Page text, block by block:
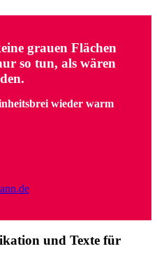
grauen Flächen
so tun, als wären
wieder warm
und Texte für